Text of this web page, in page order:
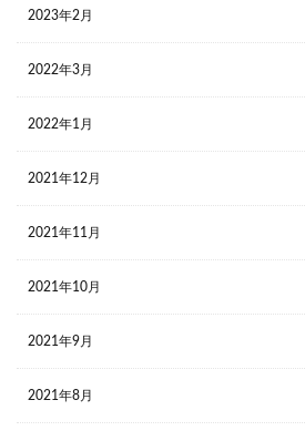
2023年2月
2022年3月
2022年1月
2021年12月
2021年11月
2021年10月
2021年9月
2021年8月